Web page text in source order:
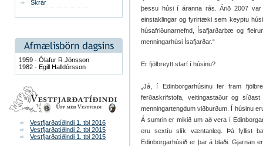
Skrár
1959 - Ólafur R Jónsson
1982 - Egill Halldórsson
Vestfjarðatíðindi 1. tbl 2016
Vestfjarðatíðindi 2. tbl 2015
Vestfjarðatíðindi 1. tbl 2015
þessu húsi í áranna rás. Árið 2007 var
einstaklingar og fyrirtæki sem keyptu
húsafriðunarnefnd, Ísafjarðarbæ og
menningarhúsi Ísafjarðar.“
Er fjölbreytt starf í húsinu?
„Já, í Edinborgarhúsinu fer fram
ferðaskrifstofa, veitingastaður og
menningartengdum viðburðum. Í húsinu
Á sumrin er mikið um að vera í
eru sextíu slík væntanleg. Þá fyllist
Edinborgarhúsið er þar á blaði. Gjarnan